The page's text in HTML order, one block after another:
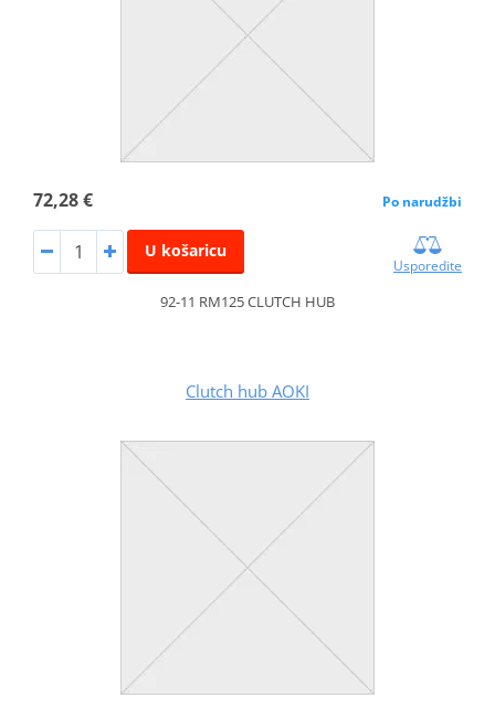
72,28 € Po narudžbi
U košaricu
Usporedite
92-11 RM125 CLUTCH HUB
Clutch hub AOKI